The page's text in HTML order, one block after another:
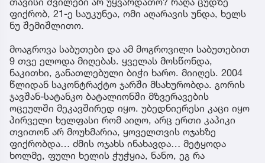
ფიქრობ, 21-ე საუკუნეა, ომი აღარავის უნდა, ხელს
ნუ შემიშლითო.
მოაგროვა საბუთები და ამ მოგროვილი საბუთებით
9 თვე ელოდა მიღებას. ყველას მოსწონდა,
ნაკითხი, განათლებული ბიჭი ხარო. მიიღეს. 2004
წლიდან საკონტრაქტო ჯარში მსახურობდა. გორის
ჯავშან-სატანკო ბატალიონში მზვერავების
ოცეულში მეკავშირედ იყო. უბედნიერესი კაცი იყო
პირველი ხელფასი რომ აიღო, არც ერთი კაპიკი
თვითონ არ მოუხმარია, ყოველთვის ოჯახზე
ფიქრობდა… ძმის ოჯახს ინახავდა… მეტყოდა
ხოლმე, ფული ხელის ჭუჭყია, ნანო, ეგ რა